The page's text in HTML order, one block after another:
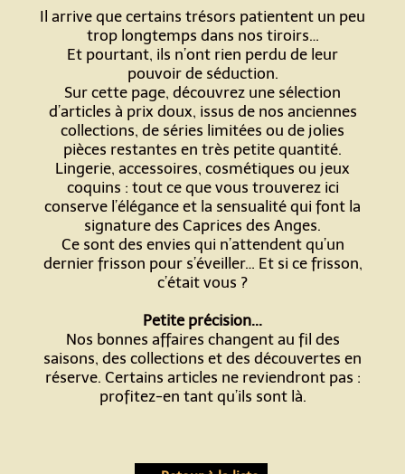
Il arrive que certains trésors patientent un peu
trop longtemps dans nos tiroirs…
Et pourtant, ils n’ont rien perdu de leur
pouvoir de séduction.
Sur cette page, découvrez une sélection
d’articles à prix doux, issus de nos anciennes
collections, de séries limitées ou de jolies
pièces restantes en très petite quantité.
Lingerie, accessoires, cosmétiques ou jeux
coquins : tout ce que vous trouverez ici
conserve l’élégance et la sensualité qui font la
signature des Caprices des Anges.
Ce sont des envies qui n’attendent qu’un
dernier frisson pour s’éveiller… Et si ce frisson,
c’était vous ?
Petite précision...
Nos bonnes affaires changent au fil des
saisons, des collections et des découvertes en
réserve. Certains articles ne reviendront pas :
profitez-en tant qu’ils sont là.